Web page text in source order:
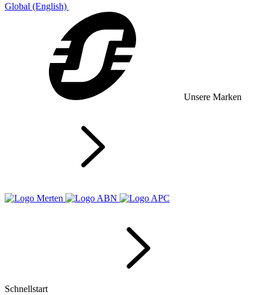
Global (English)
Unsere Marken
Schnellstart